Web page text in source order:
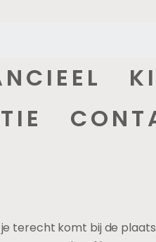
terecht komt bij de